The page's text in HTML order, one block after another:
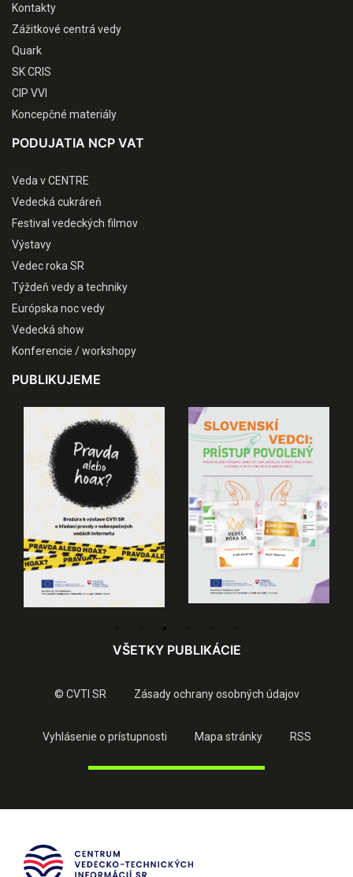
Kontakty
Zážitkové centrá vedy
Quark
SK CRIS
CIP VVI
Koncepčné materiály
PODUJATIA NCP VAT
Veda v CENTRE
Vedecká cukráreň
Festival vedeckých filmov
Výstavy
Vedec roka SR
Týždeň vedy a techniky
Európska noc vedy
Vedecká show
Konferencie / workshopy
PUBLIKUJEME
VŠETKY PUBLIKÁCIE
© CVTI SR Zásady ochrany osobných údajov
Vyhlásenie o prístupnosti Mapa stránky RSS